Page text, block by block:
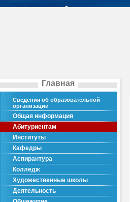
Главная
Сведения об образовательной
организации
Общая информация
Абитуриентам
Институты
Кафедры
Аспирантура
Колледж
Художественные школы
Деятельность